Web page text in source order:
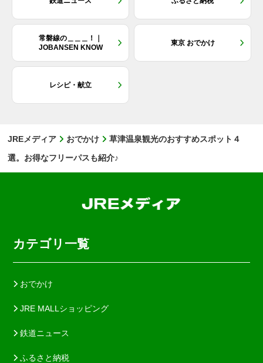
常磐線の＿＿＿！｜
JOBANSEN KNOW
東京 おでかけ
レシピ・献立
JREメディア おでかけ
草津温泉観光のおすすめスポット４
選。お得なフリーパスも紹介♪
カテゴリ一覧
おでかけ
JRE MALLショッピング
鉄道ニュース
ふるさと納税